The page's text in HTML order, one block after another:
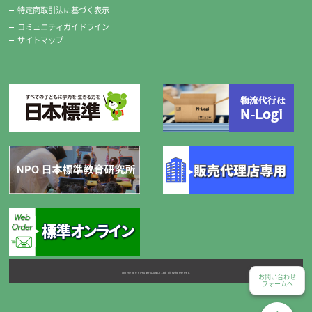
特定商取引法に基づく表示
コミュニティガイドライン
サイトマップ
Copyright © NIPPONHYOJUN Co.Ltd. All right reserved.
お問い合わせ
フォームへ